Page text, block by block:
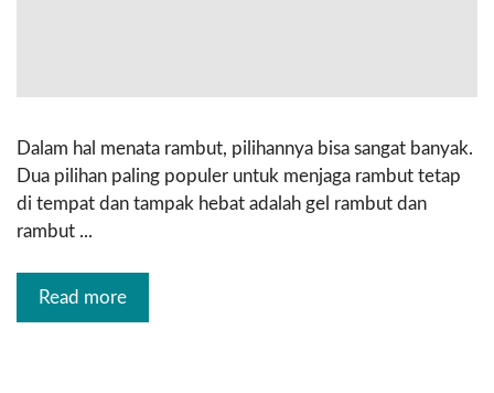
Dalam hal menata rambut, pilihannya bisa sangat banyak.
Dua pilihan paling populer untuk menjaga rambut tetap
di tempat dan tampak hebat adalah gel rambut dan
rambut ...
Read more